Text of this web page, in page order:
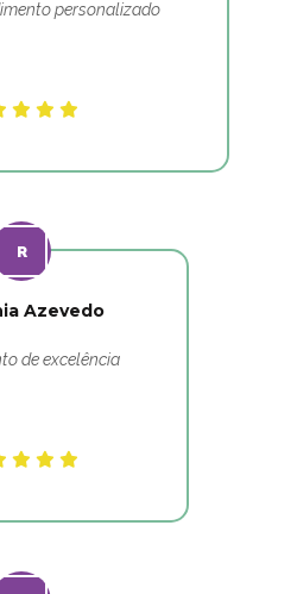
personalizado
Azevedo
de excelência